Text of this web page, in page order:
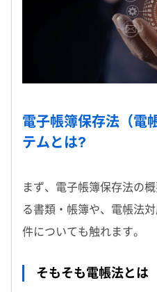
電子帳簿保存法（電
テムとは?
まず、電子帳簿保存法の
る書類・帳簿や、電帳法
件についても触れます。
そもそも電帳法とは